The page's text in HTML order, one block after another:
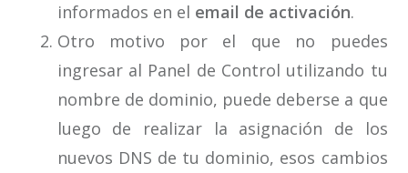
informados en el email de activación.
Otro motivo por el que no puedes
ingresar al Panel de Control utilizando tu
nombre de dominio, puede deberse a que
luego de realizar la asignación de los
nuevos DNS de tu dominio, esos cambios